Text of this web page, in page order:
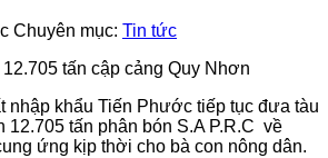
Chuyên mục: Tin tức
tấn cập cảng Quy Nhơn
nhập khẩu Tiến Phước tiếp tục đưa tàu
12.705 tấn phân bón S.A P.R.C về
ứng kịp thời cho bà con nông dân.